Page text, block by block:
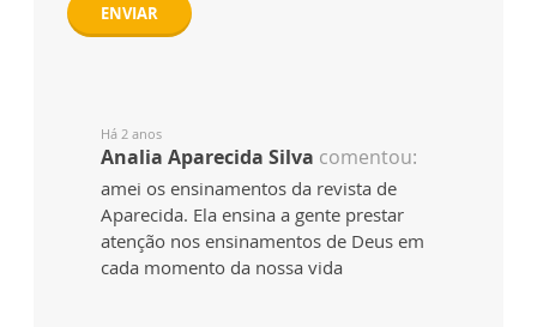
ENVIAR
Há 2 anos
Analia Aparecida Silva comentou:
amei os ensinamentos da revista de
Aparecida. Ela ensina a gente prestar
atenção nos ensinamentos de Deus em
cada momento da nossa vida